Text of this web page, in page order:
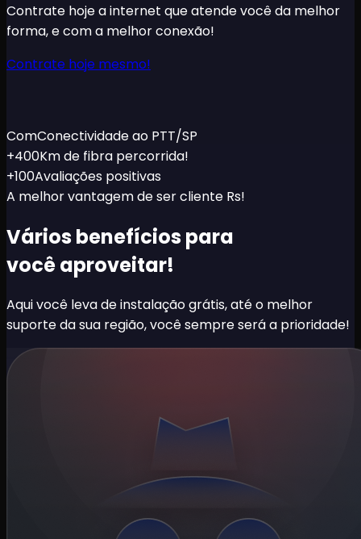
Contrate hoje a internet que atende você da melhor
forma, e com a melhor conexão!
Contrate hoje mesmo!
ComConectividade ao PTT/SP
+400Km de fibra percorrida!
+100Avaliações positivas
A melhor vantagem de ser cliente Rs!
Vários benefícios para
você aproveitar!
Aqui você leva de instalação grátis, até o melhor
suporte da sua região, você sempre será a prioridade!